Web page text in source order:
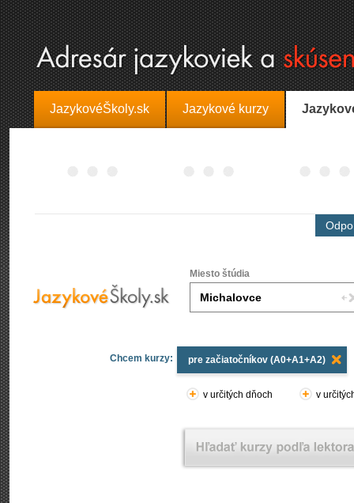
JazykovéŠkoly.sk Jazykové kurzy
Miesto štúdia
Chcem kurzy: pre začiatočníkov (A0+A1+A2)
v určitých dňoch v